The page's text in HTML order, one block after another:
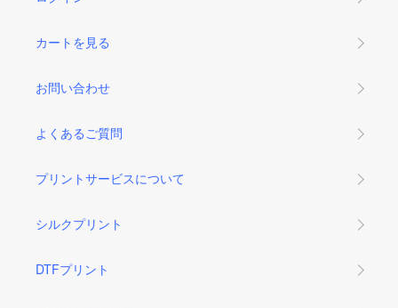
カートを見る
お問い合わせ
よくあるご質問
プリントサービスについて
シルクプリント
DTFプリント